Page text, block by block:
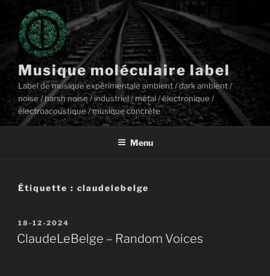
contenu
principal
Musique moléculaire label
Label de musique expérimentale ambient / dark ambient /
noise / harsh noise / industriel / métal / électronique /
électroacoustique / musique concrète
Menu
Étiquette : claudelebelge
Publié
le
18-12-2024
ClaudeLeBelge – Random Voices